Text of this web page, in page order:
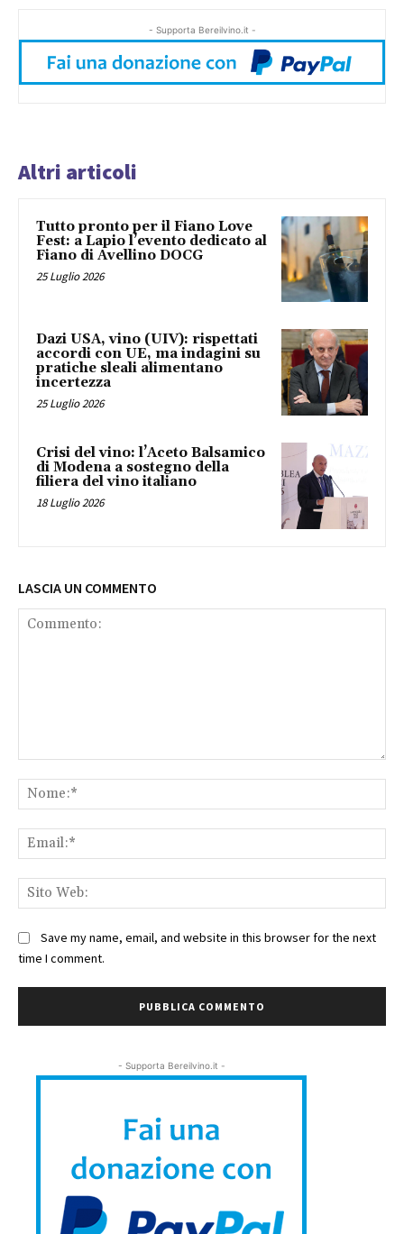
- Supporta Bereilvino.it -
Altri articoli
Tutto pronto per il Fiano Love
Fest: a Lapio l’evento dedicato al
Fiano di Avellino DOCG
25 Luglio 2026
Dazi USA, vino (UIV): rispettati
accordi con UE, ma indagini su
pratiche sleali alimentano
incertezza
25 Luglio 2026
Crisi del vino: l’Aceto Balsamico
di Modena a sostegno della
filiera del vino italiano
18 Luglio 2026
LASCIA UN COMMENTO
Save my name, email, and website in this browser for the next
time I comment.
- Supporta Bereilvino.it -